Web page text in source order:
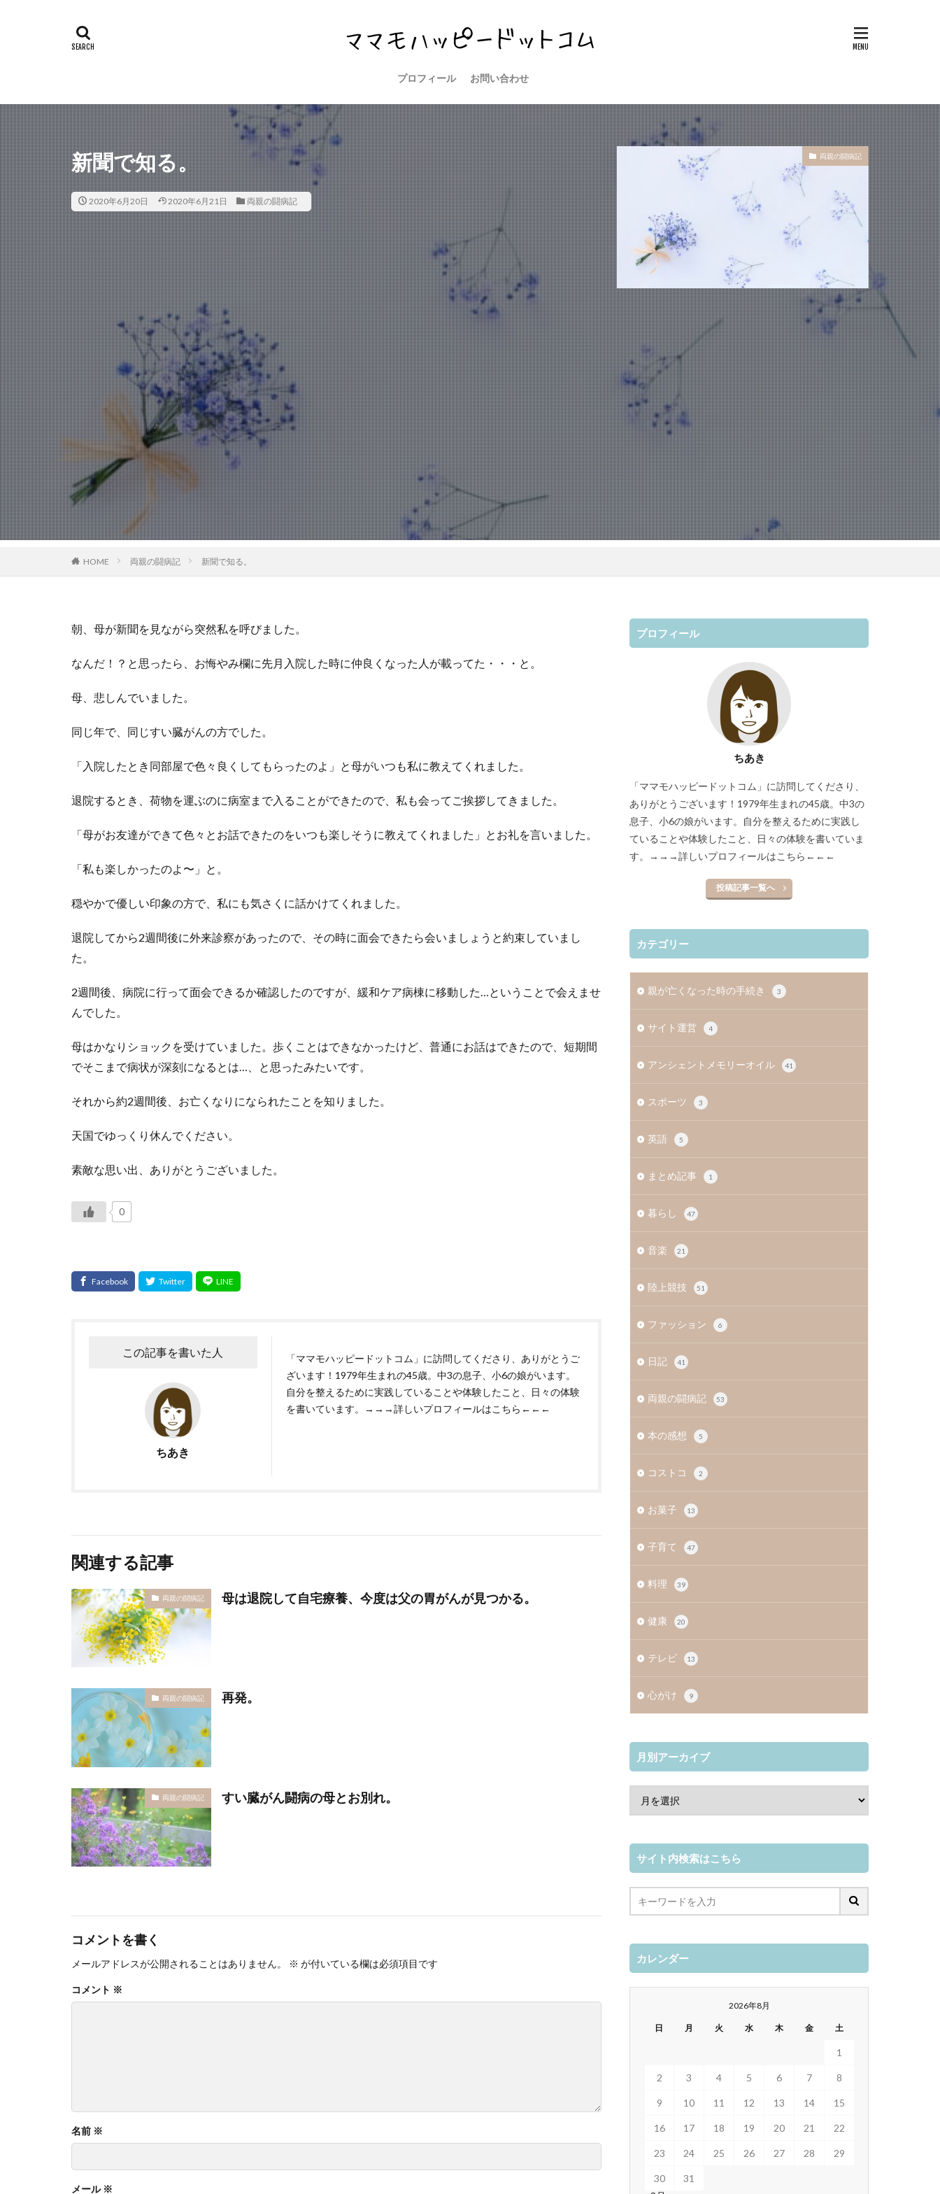
プロフィール お問い合わせ
新聞で知る。
2020年6月20日 2020年6月21日 両親の闘病記
両親の闘病記
HOME 両親の闘病記 新聞で知る。
朝、母が新聞を見ながら突然私を呼びました。
なんだ！？と思ったら、お悔やみ欄に先月入院した時に仲良くなった人が載ってた・・・と。
母、悲しんでいました。
同じ年で、同じすい臓がんの方でした。
「入院したとき同部屋で色々良くしてもらったのよ」と母がいつも私に教えてくれました。
退院するとき、荷物を運ぶのに病室まで入ることができたので、私も会ってご挨拶してきました。
「母がお友達ができて色々とお話できたのをいつも楽しそうに教えてくれました」とお礼を言いました。
「私も楽しかったのよ〜」と。
穏やかで優しい印象の方で、私にも気さくに話かけてくれました。
退院してから2週間後に外来診察があったので、その時に面会できたら会いましょうと約束していまし
た。
2週間後、病院に行って面会できるか確認したのですが、緩和ケア病棟に移動した…ということで会えませ
んでした。
母はかなりショックを受けていました。歩くことはできなかったけど、普通にお話はできたので、短期間
でそこまで病状が深刻になるとは…、と思ったみたいです。
それから約2週間後、お亡くなりになられたことを知りました。
天国でゆっくり休んでください。
素敵な思い出、ありがとうございました。
0
この記事を書いた人
ちあき
「ママモハッピードットコム」に訪問してくださり、ありがとうご
ざいます！1979年生まれの45歳。中3の息子、小6の娘がいます。
自分を整えるために実践していることや体験したこと、日々の体験
を書いています。
→→→詳しいプロフィールはこちら←←←
関連する記事
両親の闘病記 母は退院して自宅療養、今度は父の胃がんが見つかる。
両親の闘病記 再発。
両親の闘病記 すい臓がん闘病の母とお別れ。
コメントを書く
メールアドレスが公開されることはありません。 ※ が付いている欄は必須項目です
コメント ※
名前 ※
メール ※
プロフィール
ちあき
「ママモハッピードットコム」に訪問してくださり、
ありがとうございます！1979年生まれの45歳。中3の
息子、小6の娘がいます。自分を整えるために実践し
ていることや体験したこと、日々の体験を書いていま
す。
→→→詳しいプロフィールはこちら←←←
投稿記事一覧へ
カテゴリー
親が亡くなった時の手続き 3
サイト運営 4
アンシェントメモリーオイル 41
スポーツ 3
英語 5
まとめ記事 1
暮らし 47
音楽 21
陸上競技 51
ファッション 6
日記 41
両親の闘病記 53
本の感想 5
コストコ 2
お菓子 13
子育て 47
料理 39
健康 20
テレビ 13
心がけ 9
月別アーカイブ
サイト内検索はこちら
カレンダー
2026年8月
日 月 火 水 木 金 土
1
2 3 4 5 6 7 8
9 10 11 12 13 14 15
16 17 18 19 20 21 22
23 24 25 26 27 28 29
30
31